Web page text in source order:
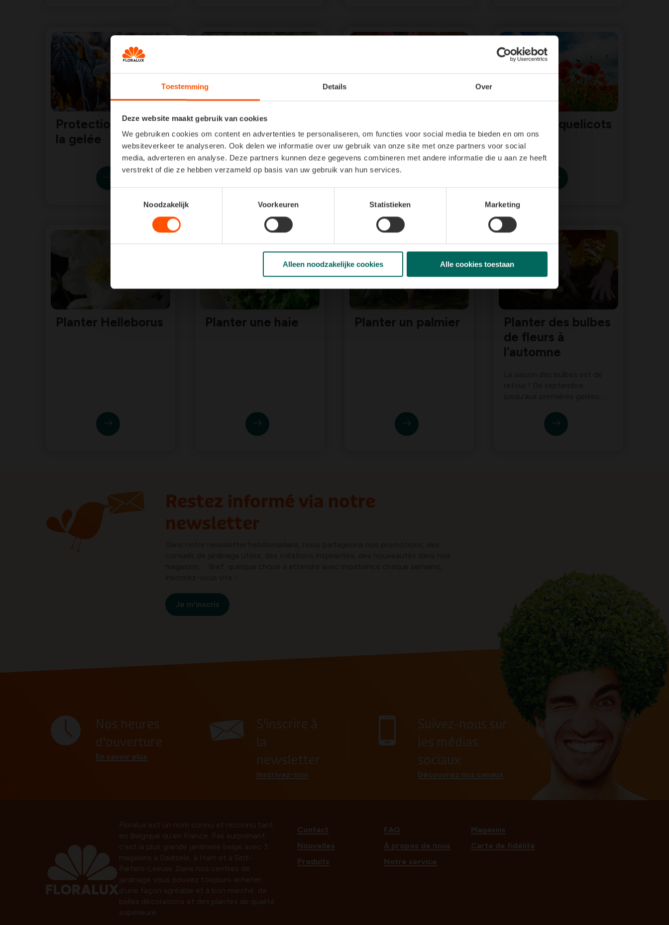
Toestemming Details Over
Deze website maakt gebruik van cookies
We gebruiken cookies om content en advertenties te personaliseren, om functies voor social media te bieden en om ons
websiteverkeer te analyseren. Ook delen we informatie over uw gebruik van onze site met onze partners voor social
media, adverteren en analyse. Deze partners kunnen deze gegevens combineren met andere informatie die u aan ze heeft
verstrekt of die ze hebben verzameld op basis van uw gebruik van hun services.
Noodzakelijk
Voorkeuren Statistieken Marketing
Alleen noodzakelijke cookies Alle cookies toestaan
Protection contre
la gelée
Planter un olivier
grimpants
Semer coquelicots
Planter Helleborus Planter une haie Planter un palmier
Planter des bulbes
de fleurs à
l’automne
bulbes à floraison printanière
afin de profiter, dès le début
Restez informé via notre
newsletter
Je m'inscris
Nos heures
d'ouverture
En savoir plus
S'inscrire à
la
newsletter
Inscrivez-moi
Suivez-nous sur
les médias
sociaux
Découvrez nos canaux
Floralux est un nom connu et reconnu tant
en Belgique qu’en France. Pas surprenant:
c’est la plus grande jardinerie belge avec 3
magasins à Dadizele, à Ham et à Sint-
Pieters-Leeuw. Dans nos centres de
jardinage vous pouvez toujours acheter,
d’une façon agréable et à bon marché, de
belles décorations et des plantes de qualité
supérieure.
Contact
Nouvelles
Produits
FAQ
À propos de nous
Notre service
Magasins
Carte de fidélité